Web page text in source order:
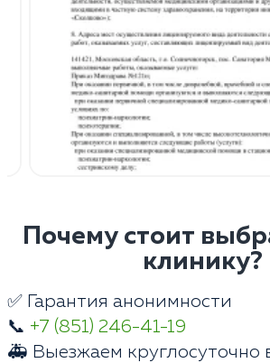
Почему стоит
клинику?
✅ Гарантия анонимности
📞 +7 (851) 246-41-19
🚑 Выезжаем круглосуточно